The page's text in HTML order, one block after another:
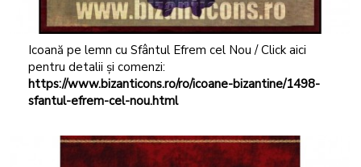
Icoană pe lemn cu Sfântul Efrem cel Nou / Click aici
pentru detalii și comenzi:
https://www.bizanticons.ro/ro/icoane-bizantine/1498-
sfantul-efrem-cel-nou.html